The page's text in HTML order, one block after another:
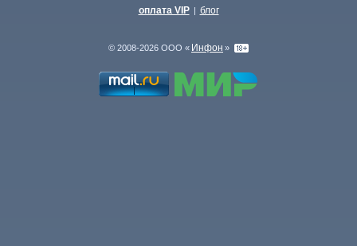
оплата VIP | блог
© 2008-2026 ООО « Инфон »